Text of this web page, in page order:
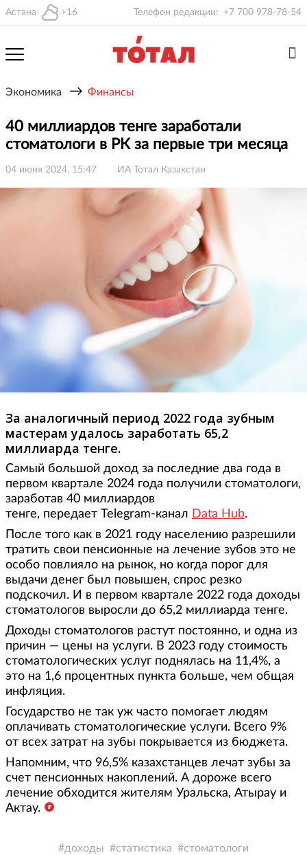
Астана +16 Телефон редакции: +7 700 978-78-54
Экономика → Финансы
40 миллиардов тенге заработали
стоматологи в РК за первые три месяца
04 июня 2024, 15:47 ИА Тотал Казахстан
За аналогичный период 2022 года зубным
мастерам удалось заработать 65,2
миллиарда тенге.
Самый большой доход за последние два года в
первом квартале 2024 года получили стоматологи,
заработав 40 миллиардов
тенге, передает Telegram-канал Data Hub.
После того как в 2021 году населению разрешили
тратить свои пенсионные на лечение зубов это не
особо повлияло на рынок, но когда порог для
выдачи денег был повышен, спрос резко
подскочил. И в первом квартале 2022 года доходы
стоматологов выросли до 65,2 миллиарда тенге.
Доходы стоматологов растут постоянно, и одна из
причин — цены на услуги. В 2023 году стоимость
стоматологических услуг поднялась на 11,4%, а
это на 1,6 процентных пункта больше, чем общая
инфляция.
Государство не так уж часто помогает людям
оплачивать стоматологические услуги. Всего 9%
от всех затрат на зубы покрывается из бюджета.
Напомним, что 96,5% казахстанцев лечат зубы за
счет пенсионных накоплений. А дороже всего
лечение обходится жителям Уральска, Атырау и
Актау.
доходы статистика стоматологи